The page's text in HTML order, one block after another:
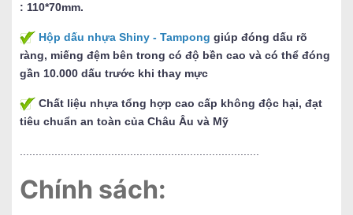
: 110*70mm.
Hộp dấu nhựa Shiny - Tampong giúp đóng dấu rõ
ràng, miếng đệm bên trong có độ bền cao và có thể đóng
gần 10.000 dấu trước khi thay mực
Chất liệu nhựa tổng hợp cao cấp không độc hại, đạt
tiêu chuẩn an toàn của Châu Âu và Mỹ
Chính sách: